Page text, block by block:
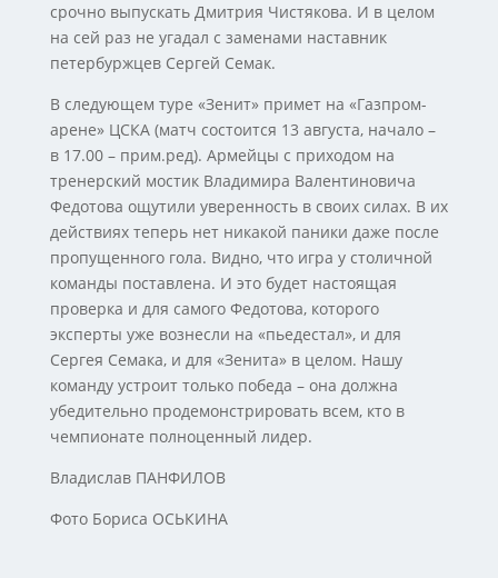
срочно выпускать Дмитрия Чистякова. И в целом
на сей раз не угадал с заменами наставник
петербуржцев Сергей Семак.
В следующем туре «Зенит» примет на «Газпром-
арене» ЦСКА (матч состоится 13 августа, начало –
в 17.00 – прим.ред). Армейцы с приходом на
тренерский мостик Владимира Валентиновича
Федотова ощутили уверенность в своих силах. В их
действиях теперь нет никакой паники даже после
пропущенного гола. Видно, что игра у столичной
команды поставлена. И это будет настоящая
проверка и для самого Федотова, которого
эксперты уже вознесли на «пьедестал», и для
Сергея Семака, и для «Зенита» в целом. Нашу
команду устроит только победа – она должна
убедительно продемонстрировать всем, кто в
чемпионате полноценный лидер.
Владислав ПАНФИЛОВ
Фото Бориса ОСЬКИНА